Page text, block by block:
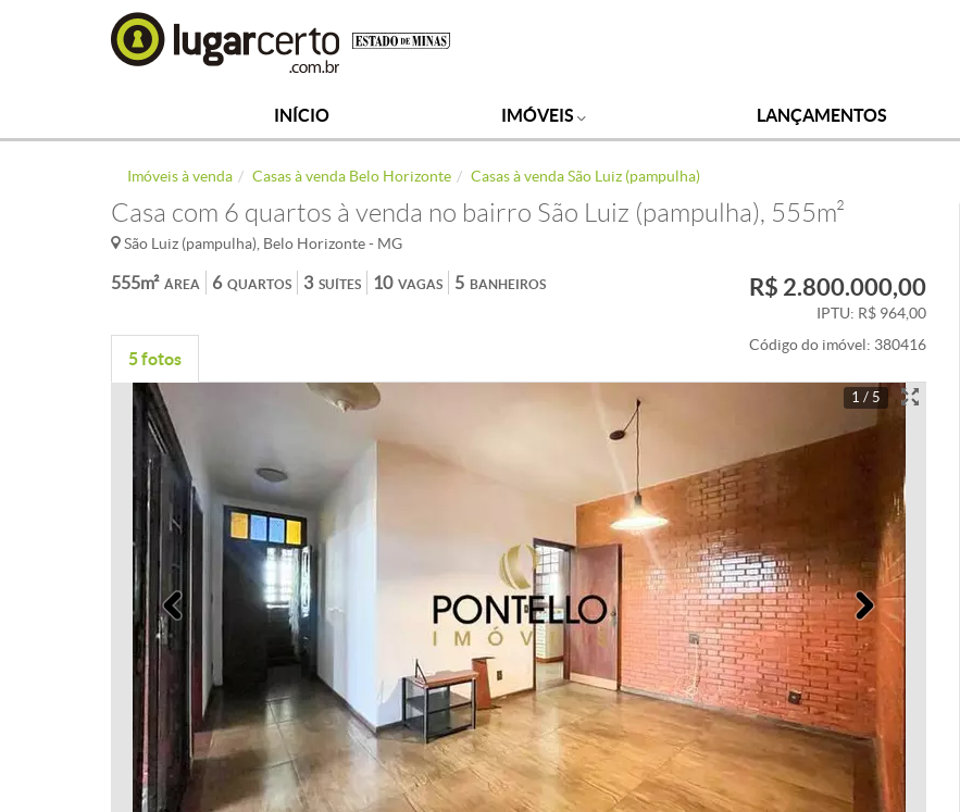
INÍCIO IMÓVEIS LANÇAMENTOS
Imóveis à venda Casas à venda Belo Horizonte Casas à venda São Luiz (pampulha)
Casa com 6 quartos à venda no bairro São Luiz (pampulha), 555m²
São Luiz (pampulha), Belo Horizonte - MG
ÁREA
555m² QUARTOS
6 SUÍTES
3 VAGAS
10 BANHEIROS
5 R$ 2.800.000,00
IPTU: R$ 964,00
5 fotos
Código do imóvel: 380416
1 / 5
Anterior Próximo